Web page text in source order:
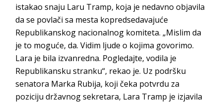
istakao snaju Laru Tramp, koja je nedavno objavila
da se povlači sa mesta kopredsedavajuće
Republikanskog nacionalnog komiteta. „Mislim da
je to moguće, da. Vidim ljude o kojima govorimo.
Lara je bila izvanredna. Pogledajte, vodila je
Republikansku stranku“, rekao je. Uz podršku
senatora Marka Rubija, koji čeka potvrdu za
poziciju državnog sekretara, Lara Tramp je izjavila